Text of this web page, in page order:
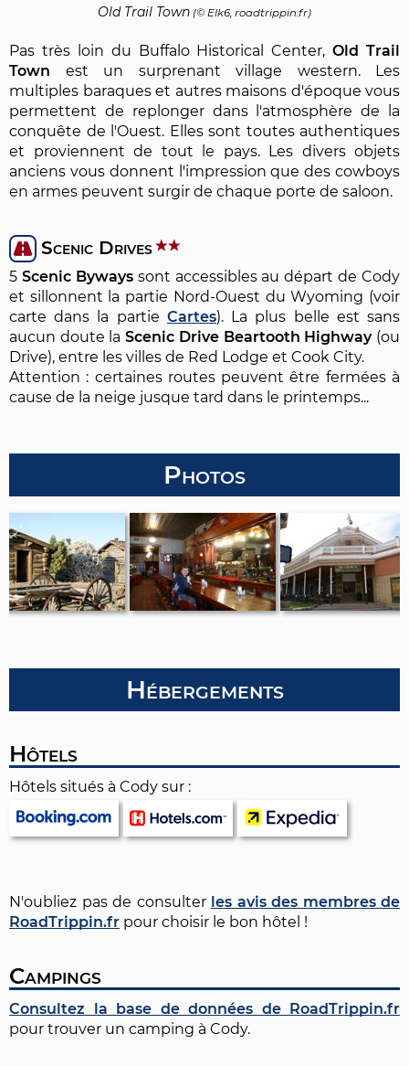
Old Trail Town (© Elk6, roadtrippin.fr)
Pas très loin du Buffalo Historical Center,Old Trail
Town est un surprenant village western. Les
multiples baraques et autres maisons d'époque vous
permettent de replonger dans l'atmosphère de la
conquête de l'Ouest. Elles sont toutes authentiques
et proviennent de tout le pays. Les divers objets
anciens vous donnent l'impression que des cowboys
en armes peuvent surgir de chaque porte de saloon.
Scenic Drives
5 Scenic Bywayssont accessibles au départ de Cody
et sillonnent la partie Nord-Ouest du Wyoming (voir
carte dans la partie Cartes). La plus belle est sans
aucun doute laScenic Drive Beartooth Highway(ou
Drive), entre les villes de Red Lodge et Cook City.
Attention : certaines routes peuvent être fermées à
cause de la neige jusque tard dans le printemps...
Photos
Hébergements
Hôtels
Hôtels situés à Cody sur :
N'oubliez pas de consulter les avis des membres de
RoadTrippin.fr pour choisir le bon hôtel !
Campings
Consultez la base de données de RoadTrippin.fr
pour trouver un camping à Cody.